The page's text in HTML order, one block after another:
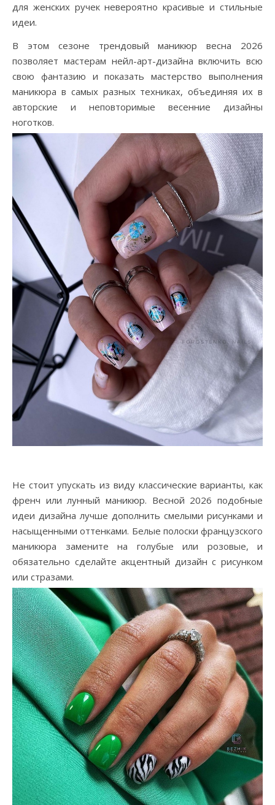
для женских ручек невероятно красивые и стильные
идеи.
В этом сезоне трендовый маникюр весна 2026
позволяет мастерам нейл-арт-дизайна включить всю
свою фантазию и показать мастерство выполнения
маникюра в самых разных техниках, объединяя их в
авторские и неповторимые весенние дизайны
ноготков.
Не стоит упускать из виду классические варианты, как
френч или лунный маникюр. Весной 2026 подобные
идеи дизайна лучше дополнить смелыми рисунками и
насыщенными оттенками. Белые полоски французского
маникюра замените на голубые или розовые, и
обязательно сделайте акцентный дизайн с рисунком
или стразами.